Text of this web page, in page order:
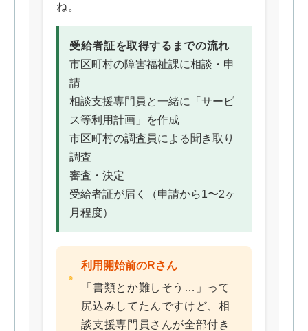
ね。
受給者証を取得するまでの流れ
市区町村の障害福祉課に相談・申
請
相談支援専門員と一緒に「サービ
ス等利用計画」を作成
市区町村の調査員による聞き取り
調査
審査・決定
受給者証が届く（申請から1〜2ヶ
月程度）
利用開始前のRさん
「書類とか難しそう…」って
尻込みしてたんですけど、相
談支援専門員さんが全部付き